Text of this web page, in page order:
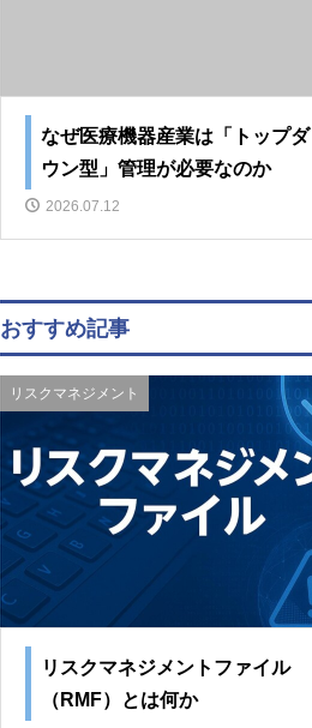
なぜ医療機器産業は「トップダ
ウン型」管理が必要なのか
2026.07.12
おすすめ記事
リスクマネジメント
リスクマネジメントファイル
（RMF）とは何か